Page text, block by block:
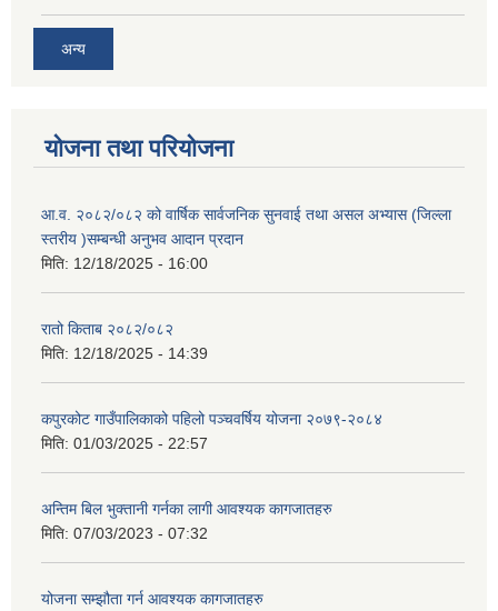
अन्य
योजना तथा परियोजना
आ.व. २०८२/०८२ को वार्षिक सार्वजनिक सुनवाई तथा असल अभ्यास (जिल्ला
स्तरीय )सम्बन्धी अनुभव आदान प्रदान
मिति: 12/18/2025 - 16:00
रातो किताब २०८२/०८२
मिति: 12/18/2025 - 14:39
कपुरकोट गाउँपालिकाको पहिलो पञ्चवर्षिय योजना २०७९-२०८४
मिति: 01/03/2025 - 22:57
अन्तिम बिल भुक्तानी गर्नका लागी आवश्यक कागजातहरु
मिति: 07/03/2023 - 07:32
योजना सम्झौता गर्न आवश्यक कागजातहरु